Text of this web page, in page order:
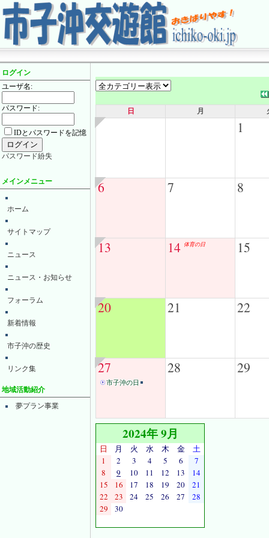
ログイン
ユーザ名:
パスワード:
IDとパスワードを記憶
パスワード紛失
メインメニュー
ホーム
サイトマップ
ニュース
ニュース・お知らせ
フォーラム
新着情報
市子沖の歴史
リンク集
地域活動紹介
夢プラン事業
日 月
1
6 7 8
13 14 体育の日 15
20 21 22
27
市子沖の日
28 29
2024年 9月
日 月 火 水 木 金
土
1
2 3 4 5 6
7
8
9 10 11 12 13
14
15
16 17 18 19 20
21
22
23 24 25 26 27
28
29
30